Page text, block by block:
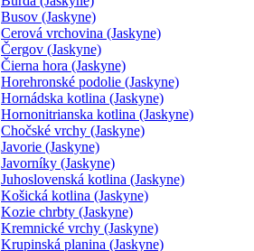
Busov (Jaskyne)
Cerová vrchovina (Jaskyne)
Čergov (Jaskyne)
Čierna hora (Jaskyne)
Horehronské podolie (Jaskyne)
Hornádska kotlina (Jaskyne)
Hornonitrianska kotlina (Jaskyne)
Chočské vrchy (Jaskyne)
Javorie (Jaskyne)
Javorníky (Jaskyne)
Juhoslovenská kotlina (Jaskyne)
Košická kotlina (Jaskyne)
Kozie chrbty (Jaskyne)
Kremnické vrchy (Jaskyne)
Krupinská planina (Jaskyne)